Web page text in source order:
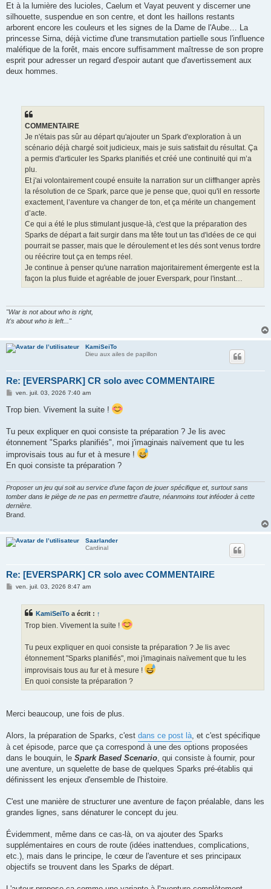
Et à la lumière des lucioles, Caelum et Vayat peuvent y discerner une
silhouette, suspendue en son centre, et dont les haillons restants
arborent encore les couleurs et les signes de la Dame de l'Aube… La
princesse Sirna, déjà victime d'une transmutation partielle sous l'influence
maléfique de la forêt, mais encore suffisamment maîtresse de son propre
esprit pour adresser un regard d'espoir autant que d'avertissement aux
deux hommes.
COMMENTAIRE
Je n'étais pas sûr au départ qu'ajouter un Spark d'exploration à un
scénario déjà chargé soit judicieux, mais je suis satisfait du résultat. Ça
a permis d'articuler les Sparks planifiés et créé une continuité qui m’a
plu.
Et j'ai volontairement coupé ensuite la narration sur un cliffhanger après
la résolution de ce Spark, parce que je pense que, quoi qu'il en ressorte
exactement, l’aventure va changer de ton, et ça mérite un changement
d’acte.
Ce qui a été le plus stimulant jusque-là, c'est que la préparation des
Sparks de départ a fait surgir dans ma tête tout un tas d'idées de ce qui
pourrait se passer, mais que le déroulement et les dés sont venus tordre
ou réécrire tout ça en temps réel.
Je continue à penser qu'une narration majoritairement émergente est la
façon la plus fluide et agréable de jouer Everspark, pour l'instant…
"War is not about who is right,
It's about who is left..."
KamiSeiTo
Dieu aux ailes de papillon
Re: [EVERSPARK] CR solo avec COMMENTAIRE
M
s
e
ven. juil. 03, 2026 7:40 am
Trop bien. Vivement la suite !
Tu peux expliquer en quoi consiste ta préparation ? Je lis avec
étonnement "Sparks planifiés", moi j'imaginais naïvement que tu les
improvisais tous au fur et à mesure !
En quoi consiste ta préparation ?
Proposer un jeu qui soit au service d’une façon de jouer spécifique et, surtout sans
tomber dans le piège de ne pas en permettre d’autre, néanmoins tout inféoder à cette
dernière.
Brand.
Saarlander
Cardinal
Re: [EVERSPARK] CR solo avec COMMENTAIRE
Mven. juil. 03, 2026 8:47 am
KamiSeiTo a écrit : ↑
Trop bien. Vivement la suite !
Tu peux expliquer en quoi consiste ta préparation ? Je lis avec
étonnement "Sparks planifiés", moi j'imaginais naïvement que tu les
improvisais tous au fur et à mesure !
En quoi consiste ta préparation ?
Merci beaucoup, une fois de plus.
Alors, la préparation de Sparks, c'est dans ce post là, et c'est spécifique
à cet épisode, parce que ça correspond à une des options proposées
dans le bouquin, le Spark Based Scenario, qui consiste à fournir, pour
une aventure, un squelette de base de quelques Sparks pré-établis qui
définissent les enjeux d'ensemble de l'histoire.
C'est une manière de structurer une aventure de façon préalable, dans les
grandes lignes, sans dénaturer le concept du jeu.
Évidemment, même dans ce cas-là, on va ajouter des Sparks
supplémentaires en cours de route (idées inattendues, complications,
etc.), mais dans le principe, le cœur de l'aventure et ses principaux
objectifs se trouvent dans les Sparks de départ.